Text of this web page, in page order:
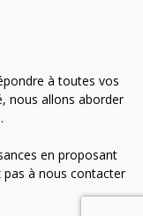
à toutes vos
nous allons aborder
en proposant
à nous contacter